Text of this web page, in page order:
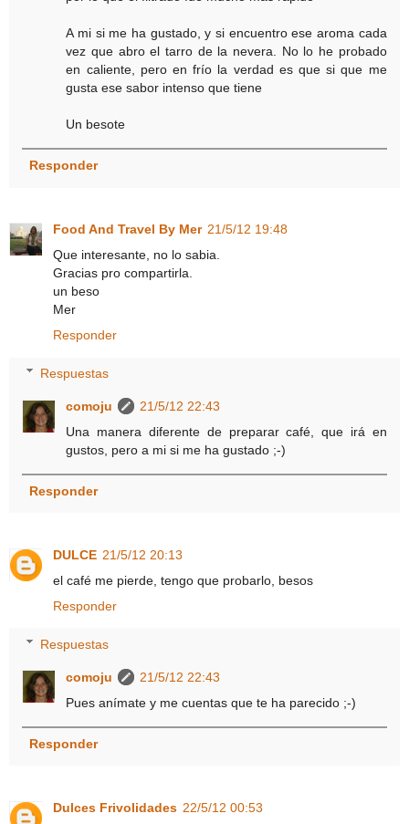
A mi si me ha gustado, y si encuentro ese aroma cada
vez que abro el tarro de la nevera. No lo he probado
en caliente, pero en frío la verdad es que si que me
gusta ese sabor intenso que tiene
Un besote
Responder
Food And Travel By Mer 21/5/12 19:48
Que interesante, no lo sabia.
Gracias pro compartirla.
un beso
Mer
Responder
Respuestas
comoju
21/5/12 22:43
Una manera diferente de preparar café, que irá en
gustos, pero a mi si me ha gustado ;-)
Responder
DULCE 21/5/12 20:13
el café me pierde, tengo que probarlo, besos
Responder
Respuestas
comoju
21/5/12 22:43
Pues anímate y me cuentas que te ha parecido ;-)
Responder
Dulces Frivolidades 22/5/12 00:53